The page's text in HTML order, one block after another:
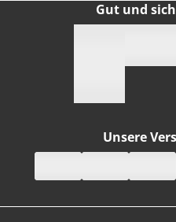
Gut und
Unsere